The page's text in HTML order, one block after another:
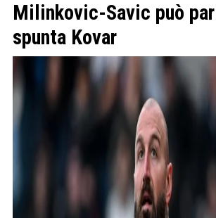
Milinkovic-Savic può
spunta Kovar